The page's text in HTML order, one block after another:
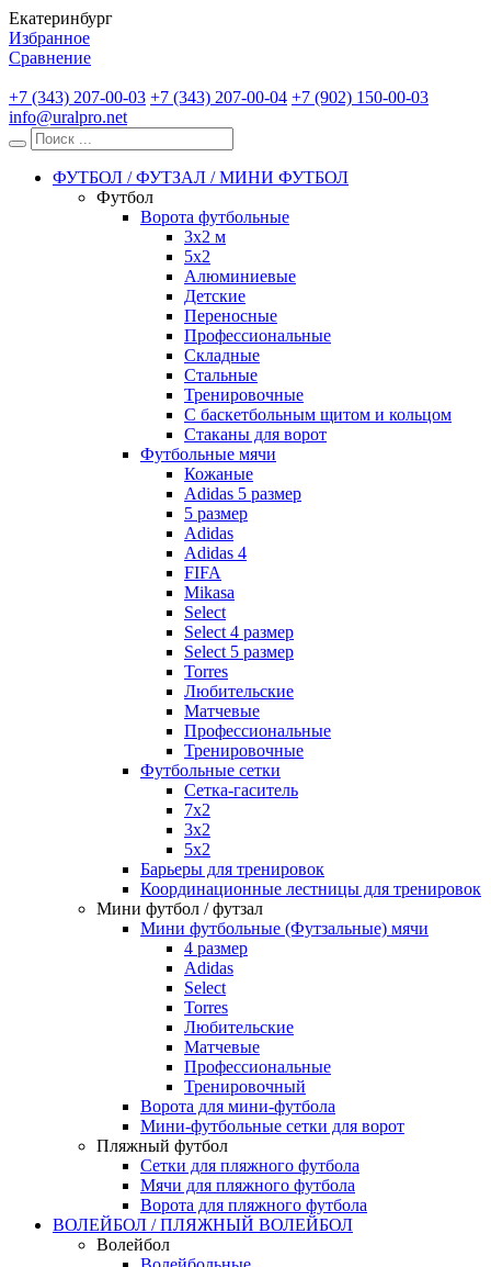
Екатеринбург
Избранное
Сравнение
+7 (343) 207-00-03 +7 (343) 207-00-04 +7 (902) 150-00-03
info@uralpro.net
ФУТБОЛ / ФУТЗАЛ / МИНИ ФУТБОЛ
Футбол
Ворота футбольные
3х2 м
5х2
Алюминиевые
Детские
Переносные
Профессиональные
Складные
Стальные
Тренировочные
С баскетбольным щитом и кольцом
Стаканы для ворот
Футбольные мячи
Кожаные
Adidas 5 размер
5 размер
Adidas
Adidas 4
FIFA
Mikasa
Select
Select 4 размер
Select 5 размер
Torres
Любительские
Матчевые
Профессиональные
Тренировочные
Футбольные сетки
Сетка-гаситель
7x2
3х2
5х2
Барьеры для тренировок
Координационные лестницы для тренировок
Мини футбол / футзал
Мини футбольные (Футзальные) мячи
4 размер
Adidas
Select
Torres
Любительские
Матчевые
Профессиональные
Тренировочный
Ворота для мини-футбола
Мини-футбольные сетки для ворот
Пляжный футбол
Сетки для пляжного футбола
Мячи для пляжного футбола
Ворота для пляжного футбола
ВОЛЕЙБОЛ / ПЛЯЖНЫЙ ВОЛЕЙБОЛ
Волейбол